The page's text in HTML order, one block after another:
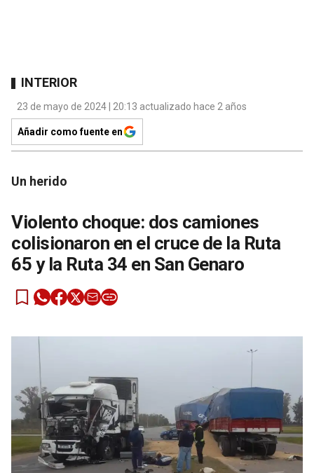
INTERIOR
23 de mayo de 2024 | 20:13 actualizado hace 2 años
Añadir como fuente en
Un herido
Violento choque: dos camiones
colisionaron en el cruce de la Ruta
65 y la Ruta 34 en San Genaro